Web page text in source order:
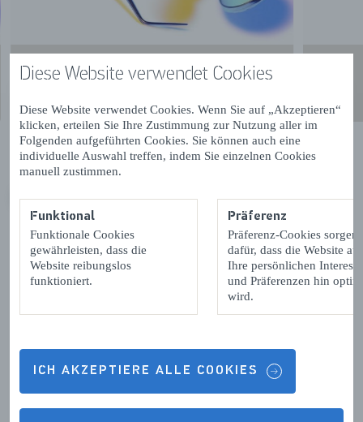
Diese Website verwendet Cookies
Diese Website verwendet Cookies. Wenn Sie auf „Akzeptieren“
klicken, erteilen Sie Ihre Zustimmung zur Nutzung aller im
Folgenden aufgeführten Cookies. Sie können auch eine
individuelle Auswahl treffen, indem Sie einzelnen Cookies
manuell zustimmen.
Funktional
Funktionale Cookies
gewährleisten, dass die
Website reibungslos
funktioniert.
Präferenz
Präferenz-Cookies sorgen
dafür, dass die Website auf
Ihre persönlichen
und Präferenzen hin
wird.
ICH AKZEPTIERE ALLE COOKIES
Kontaktdetails & Öffnungszeiten
ÖFFNUNGSZEITEN